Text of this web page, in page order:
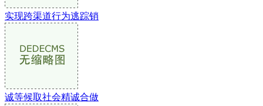
实现跨渠道行为逃踪销
诚等候取社会精诚合做